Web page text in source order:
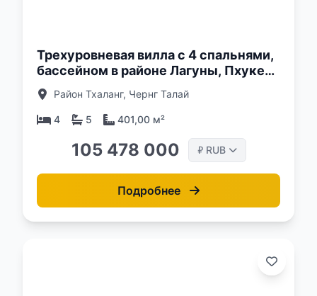
Трехуровневая вилла с 4 спальнями,
бассейном в районе Лагуны, Пхукет
в комплексе Balco Lagoon
Cherngtalay Phuket
Район Тхаланг, Чернг Талай
4 5 401,00 м²
105 478 000 ₽ RUB
Подробнее